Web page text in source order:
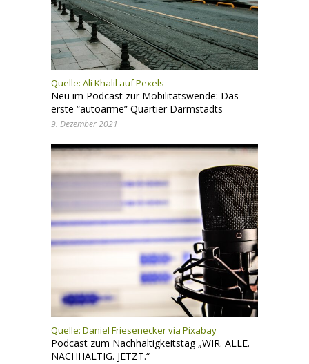
Quelle: Ali Khalil auf Pexels
Neu im Podcast zur Mobilitätswende: Das
erste “autoarme” Quartier Darmstadts
9. Dezember 2021
Quelle: Daniel Friesenecker via Pixabay
Podcast zum Nachhaltigkeitstag „WIR. ALLE.
NACHHALTIG. JETZT.“